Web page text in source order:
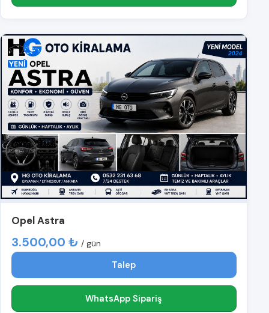
Opel Astra
3.500,00 ₺ / gün
Talep
WhatsApp Sipariş